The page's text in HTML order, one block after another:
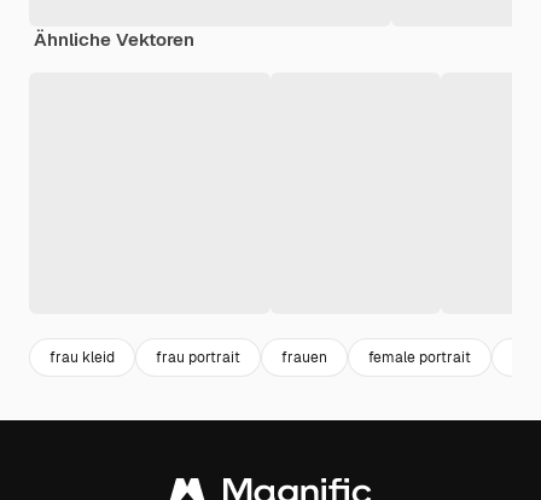
Ähnliche Vektoren
frau kleid frau portrait frauen female portrait